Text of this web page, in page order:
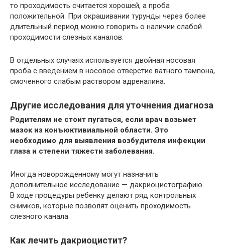
то проходимость считается хорошей, а проба
положительной. При окрашивании турунды через более
длительный период можно говорить о наличии слабой
проходимости слезных каналов.
В отдельных случаях используется двойная носовая
проба с введением в носовое отверстие ватного тампона,
смоченного слабым раствором адреналина.
Другие исследования для уточнения диагноза
Родителям не стоит пугаться, если врач возьмет
мазок из конъюктивиальной области. Это
необходимо для выявления возбудителя инфекции
глаза и степени тяжести заболевания.
Иногда новорожденному могут назначить
дополнительное исследование — дакриоцистографию.
В ходе процедуры ребенку делают ряд контрольных
снимков, которые позволят оценить проходимость
слезного канала.
Как лечить дакриоцистит?